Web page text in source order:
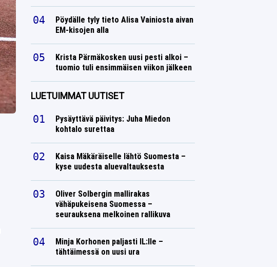
Pöydälle tyly tieto Alisa Vainiosta aivan
EM-kisojen alla
Krista Pärmäkosken uusi pesti alkoi –
tuomio tuli ensimmäisen viikon jälkeen
LUETUIMMAT UUTISET
Pysäyttävä päivitys: Juha Miedon
kohtalo surettaa
Kaisa Mäkäräiselle lähtö Suomesta –
kyse uudesta aluevaltauksesta
Oliver Solbergin mallirakas
vähäpukeisena Suomessa –
seurauksena melkoinen rallikuva
Minja Korhonen paljasti IL:lle –
tähtäimessä on uusi ura